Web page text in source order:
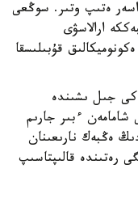
ەتىپ وتىر. سوڭعى
ارالاسۋى
قۇبىلىسقا
جىل ىشىندە
ءبىر جارىم
ەڭبەك نارىعىنان
رەتىندە قالىپتاسىپ